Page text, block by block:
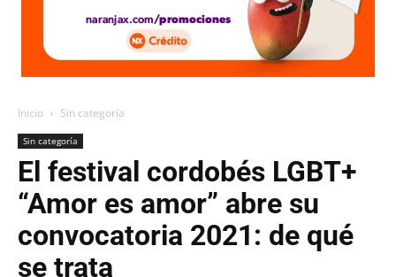
Inicio Sin categoría
Sin categoría
El festival cordobés LGBT+
“Amor es amor” abre su
convocatoria 2021: de qué
se trata